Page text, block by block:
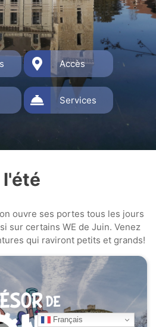
Accès
Services
ouvre ses portes tous les jours
sur certains WE de Juin. Venez
qui raviront petits et grands!
Français